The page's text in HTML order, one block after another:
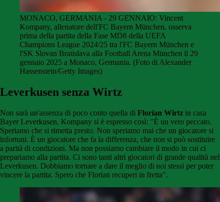
MONACO, GERMANIA - 29 GENNAIO: Vincent
Kompany, allenatore dell'FC Bayern München, osserva
prima della partita della Fase MD8 della UEFA
Champions League 2024/25 tra l'FC Bayern München e
l'SK Slovan Bratislava alla Football Arena München il 29
gennaio 2025 a Monaco, Germania. (Foto di Alexander
Hassenstein/Getty Images)
Leverkusen senza Wirtz
Non sarà un'assenza di poco conto quella di Florian Wirtz in casa
Bayer Leverkusen. Kompany si è espresso così: "È un vero peccato.
Speriamo che si rimetta presto. Non speriamo mai che un giocatore si
infortuni. È un giocatore che fa la differenza, che non si può sostituire
a parità di condizioni. Ma non possiamo cambiare il modo in cui ci
prepariamo alla partita. Ci sono tanti altri giocatori di grande qualità nel
Leverkusen. Dobbiamo tornare a dare il meglio di noi stessi per poter
vincere la partita. Spero che Florian recuperi in fretta".